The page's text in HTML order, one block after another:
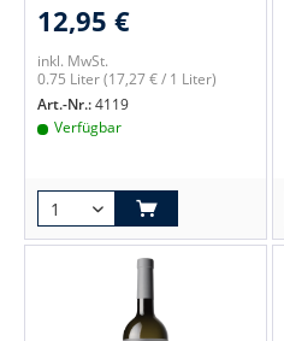
12,95 €
inkl. MwSt.
0.75 Liter(17,27 € / 1 Liter)
Art.-Nr.:4119
Verfügbar